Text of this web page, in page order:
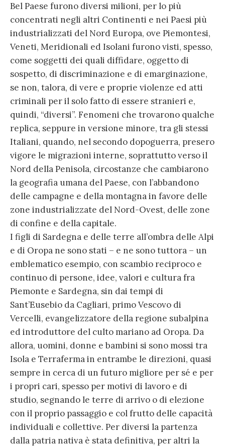
Bel Paese furono diversi milioni, per lo più
concentrati negli altri Continenti e nei Paesi più
industrializzati del Nord Europa, ove Piemontesi,
Veneti, Meridionali ed Isolani furono visti, spesso,
come soggetti dei quali diffidare, oggetto di
sospetto, di discriminazione e di emarginazione,
se non, talora, di vere e proprie violenze ed atti
criminali per il solo fatto di essere stranieri e,
quindi, “diversi”. Fenomeni che trovarono qualche
replica, seppure in versione minore, tra gli stessi
Italiani, quando, nel secondo dopoguerra, presero
vigore le migrazioni interne, soprattutto verso il
Nord della Penisola, circostanze che cambiarono
la geografia umana del Paese, con l’abbandono
delle campagne e della montagna in favore delle
zone industrializzate del Nord-Ovest, delle zone
di confine e della capitale.
I figli di Sardegna e delle terre all’ombra delle Alpi
e di Oropa ne sono stati – e ne sono tuttora – un
emblematico esempio, con scambio reciproco e
continuo di persone, idee, valori e cultura fra
Piemonte e Sardegna, sin dai tempi di
Sant’Eusebio da Cagliari, primo Vescovo di
Vercelli, evangelizzatore della regione subalpina
ed introduttore del culto mariano ad Oropa. Da
allora, uomini, donne e bambini si sono mossi tra
Isola e Terraferma in entrambe le direzioni, quasi
sempre in cerca di un futuro migliore per sé e per
i propri cari, spesso per motivi di lavoro e di
studio, segnando le terre di arrivo o di elezione
con il proprio passaggio e col frutto delle capacità
individuali e collettive. Per diversi la partenza
dalla patria nativa è stata definitiva, per altri la